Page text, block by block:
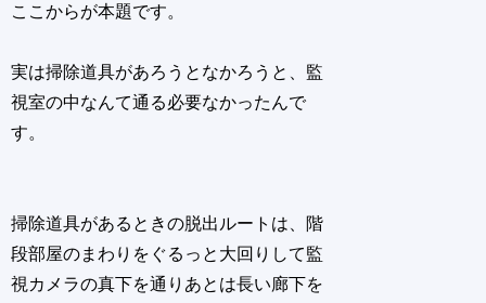
ここからが本題です。
実は掃除道具があろうとなかろうと、監
視室の中なんて通る必要なかったんで
す。
掃除道具があるときの脱出ルートは、階
段部屋のまわりをぐるっと大回りして監
視カメラの真下を通りあとは長い廊下を